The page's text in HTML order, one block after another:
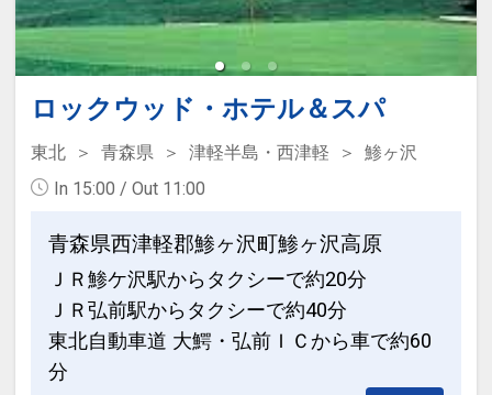
ロックウッド・ホテル＆スパ
東北 青森県 津軽半島・西津軽
鯵ヶ沢
In 15:00 / Out 11:00
青森県西津軽郡鯵ヶ沢町鯵ヶ沢高原
ＪＲ鯵ケ沢駅からタクシーで約20分
ＪＲ弘前駅からタクシーで約40分
東北自動車道 大鰐・弘前ＩＣから車で約60
分